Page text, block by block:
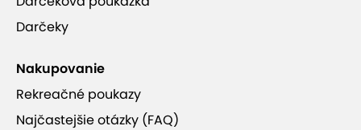
Darčeky
Nakupovanie
Rekreačné poukazy
Najčastejšie otázky (FAQ)